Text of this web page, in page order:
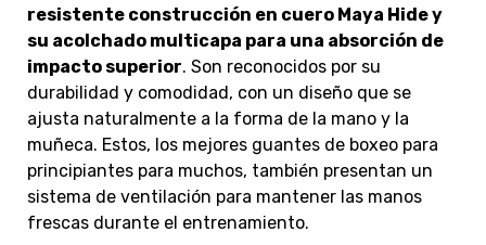
resistente construcción en cuero Maya Hide y
su acolchado multicapa para una absorción de
impacto superior. Son reconocidos por su
durabilidad y comodidad, con un diseño que se
ajusta naturalmente a la forma de la mano y la
muñeca. Estos, los mejores guantes de boxeo para
principiantes para muchos, también presentan un
sistema de ventilación para mantener las manos
frescas durante el entrenamiento.